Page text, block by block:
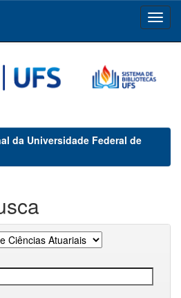
da Universidade Federal de